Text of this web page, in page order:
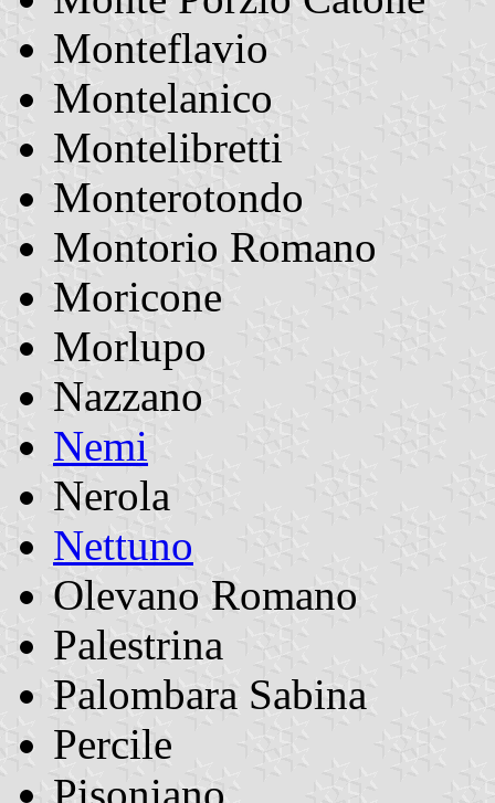
Monteflavio
Montelanico
Montelibretti
Monterotondo
Montorio Romano
Moricone
Morlupo
Nazzano
Nemi
Nerola
Nettuno
Olevano Romano
Palestrina
Palombara Sabina
Percile
Pisoniano